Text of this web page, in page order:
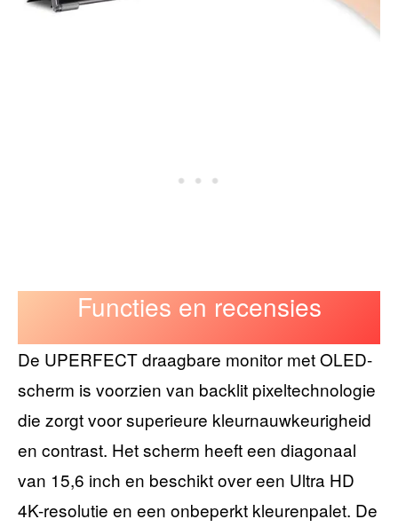
Functies en recensies
De UPERFECT draagbare monitor met OLED-
scherm is voorzien van backlit pixeltechnologie
die zorgt voor superieure kleurnauwkeurigheid
en contrast. Het scherm heeft een diagonaal
van 15,6 inch en beschikt over een Ultra HD
4K-resolutie en een onbeperkt kleurenpalet. De